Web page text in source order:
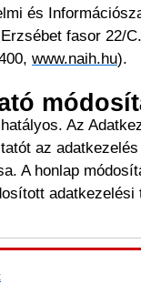
és
fasor 22/
www.naih.hu).
Az
az
A honlap
adatkezelési